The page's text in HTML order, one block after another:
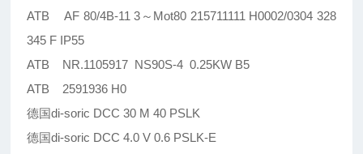
ATB AF 80/4B-11 3～Mot80 215711111 H0002/0304 328
345 F IP55
ATB NR.1105917 NS90S-4 0.25KW B5
ATB 2591936 H0
德国di-soric DCC 30 M 40 PSLK
德国di-soric DCC 4.0 V 0.6 PSLK-E